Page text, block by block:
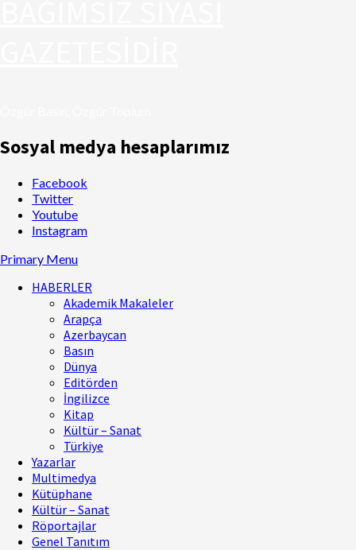
Sosyal medya hesaplarımız
Facebook
Twitter
Youtube
Instagram
Primary Menu
HABERLER
Akademik Makaleler
Arapça
Azerbaycan
Basın
Dünya
Editörden
İngilizce
Kitap
Kültür – Sanat
Türkiye
Yazarlar
Multimedya
Kütüphane
Kültür – Sanat
Röportajlar
Genel Tanıtım